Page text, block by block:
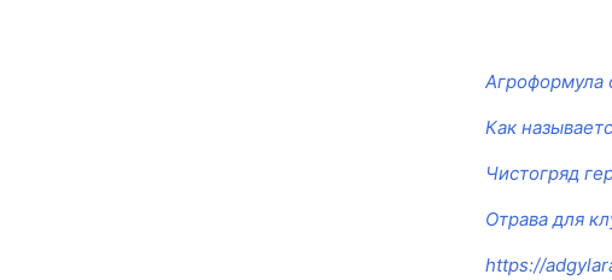
Агроформула
Как
Чистогряд
Отрава для
https://